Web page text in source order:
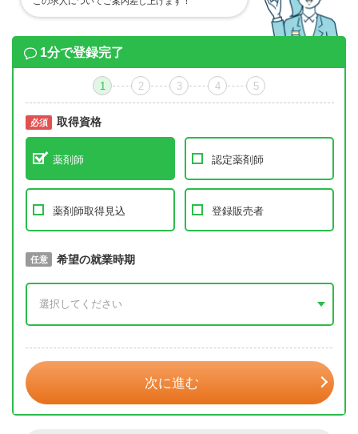
1分で登録完了
1 2 3 4 5
必須 取得資格
薬剤師 認定薬剤師
薬剤師取得見込 登録販売者
必須 取得予定年
任意 希望の就業時期
次に進む